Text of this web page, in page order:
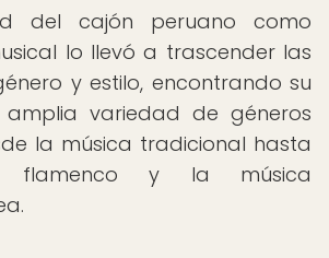
del cajón peruano como
lo llevó a trascender las
y estilo, encontrando su
variedad de géneros
la música tradicional hasta
y la música